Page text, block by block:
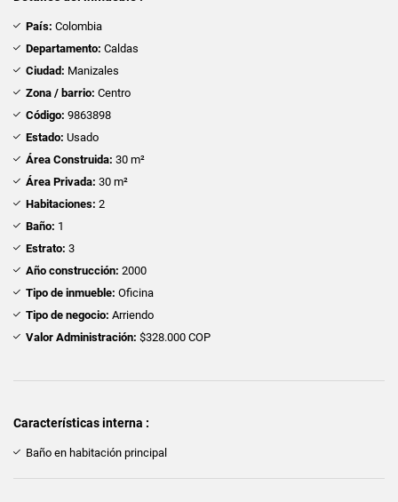
País: Colombia
Departamento: Caldas
Ciudad: Manizales
Zona / barrio: Centro
Código: 9863898
Estado: Usado
Área Construida: 30 m²
Área Privada: 30 m²
Habitaciones: 2
Baño: 1
Estrato: 3
Año construcción: 2000
Tipo de inmueble: Oficina
Tipo de negocio: Arriendo
Valor Administración: $328.000 COP
Características interna :
Baño en habitación principal